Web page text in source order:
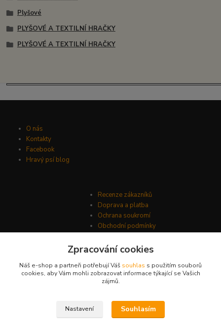
Plyšové
PLYŠOVÉ A TEXTILNÍ HRAČKY
PLYŠOVÉ A TEXTILNÍ HRAČKY
O nás
Kontakty
Facebook
Hravý psí blog
Recenze zákazníků
Doprava a platba
Ochrana soukromí
Obchodní podmínky
Zpracování cookies
Náš e-shop a partneři potřebují Váš souhlas s použitím souborů
cookies, aby Vám mohli zobrazovat informace týkající se Vašich
zájmů.
Nastavení Souhlasím